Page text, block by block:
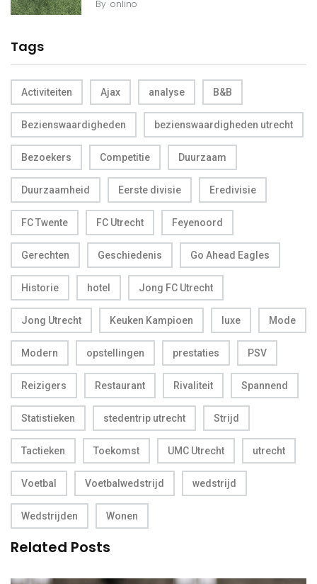
By onlino
Tags
Activiteiten Ajax analyse B&B
Bezienswaardigheden bezienswaardigheden utrecht
Bezoekers Competitie Duurzaam
Duurzaamheid Eerste divisie Eredivisie
FC Twente FC Utrecht Feyenoord
Gerechten Geschiedenis Go Ahead Eagles
Historie hotel Jong FC Utrecht
Jong Utrecht Keuken Kampioen luxe Mode
Modern opstellingen prestaties PSV
Reizigers Restaurant Rivaliteit Spannend
Statistieken stedentrip utrecht Strijd
Tactieken Toekomst UMC Utrecht utrecht
Voetbal Voetbalwedstrijd wedstrijd
Wedstrijden Wonen
Related Posts